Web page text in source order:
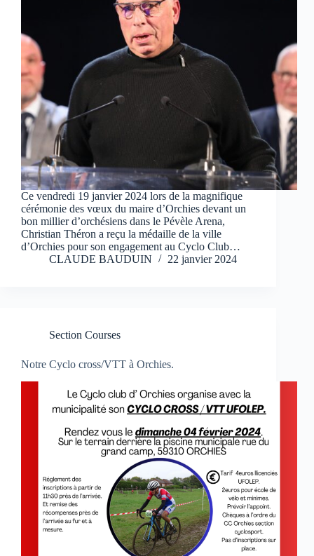
Ce vendredi 19 janvier 2024 lors de la magnifique
cérémonie des vœux du maire d’Orchies devant un
bon millier d’orchésiens dans le Pévèle Arena,
Christian Théron a reçu la médaille de la ville
d’Orchies pour son engagement au Cyclo Club…
CLAUDE BAUDUIN
22 janvier 2024
Section Courses
Notre Cyclo cross/VTT à Orchies.